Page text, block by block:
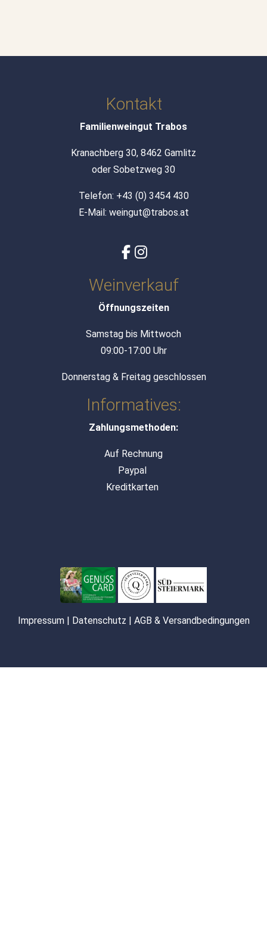
Kontakt
Familienweingut Trabos
Kranachberg 30, 8462 Gamlitz
oder Sobetzweg 30
Telefon: +43 (0) 3454 430
E-Mail: weingut@trabos.at
Weinverkauf
Öffnungszeiten
Samstag bis Mittwoch
09:00-17:00 Uhr
Donnerstag & Freitag geschlossen
Informatives:
Zahlungsmethoden:
Auf Rechnung
Paypal
Kreditkarten
Impressum| Datenschutz | AGB & Versandbedingungen